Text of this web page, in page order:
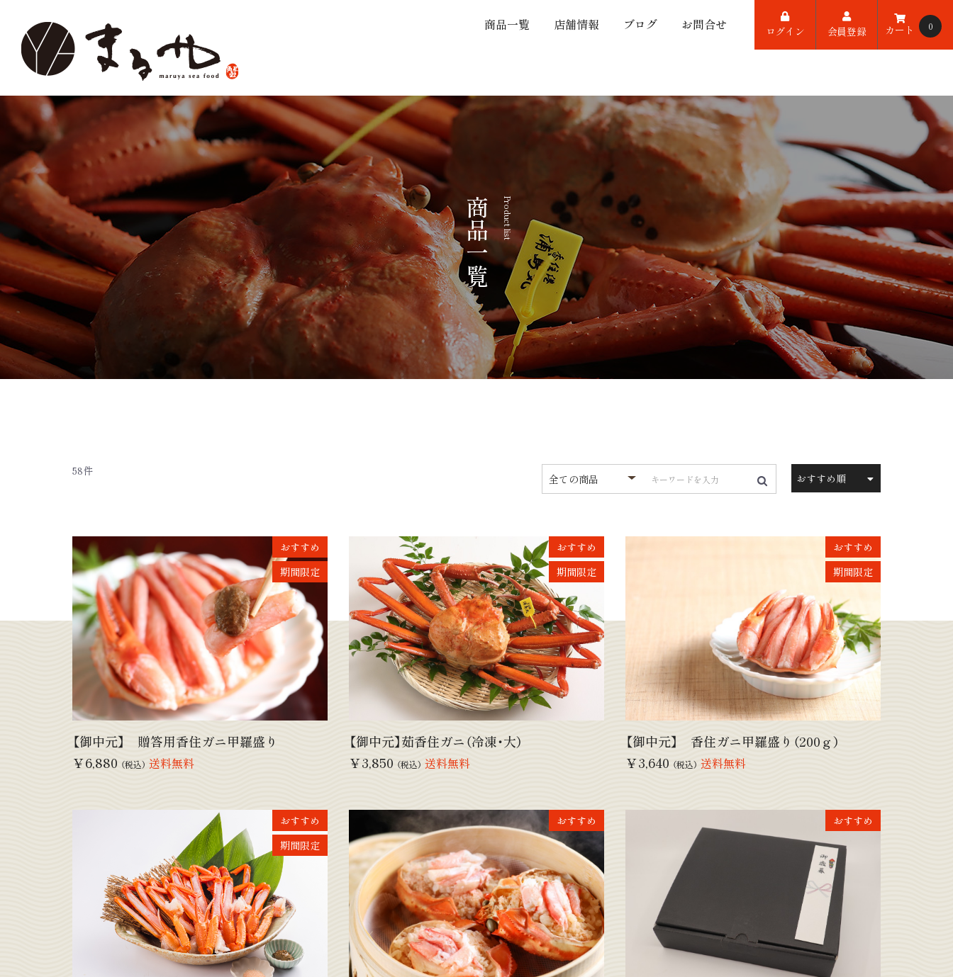
商品一覧 店舗情報 ブログ お問合せ ログイン 会員登録 カート 0
商品一覧Product list
58件
【御中元】 贈答用香住ガニ甲羅盛り
￥6,880 （税込） 送料無料
おすすめ
期間限定
【御中元】茹香住ガニ（冷凍・大）
￥3,850 （税込） 送料無料
おすすめ
期間限定
【御中元】 香住ガニ甲羅盛り（200ｇ）
￥3,640 （税込） 送料無料
おすすめ
期間限定
おすすめ
期間限定
おすすめ おすすめ